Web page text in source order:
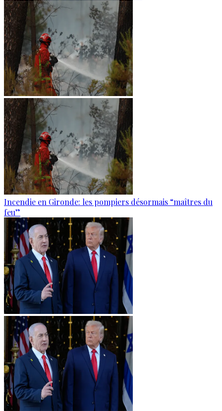
Incendie en Gironde: les pompiers désormais “maîtres du
feu”